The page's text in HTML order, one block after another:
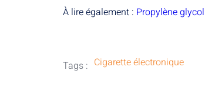
À lire également : Propylène
Tags : Cigarette électronique